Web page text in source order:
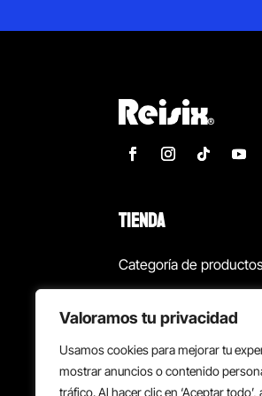
Valoramos tu privacidad
Usamos cookies para mejorar tu
mostrar anuncios o contenido
tráfico. Al hacer clic en ‘Aceptar
TIENDA
Categoría de
¡Las mejores ofertas!
Back to school